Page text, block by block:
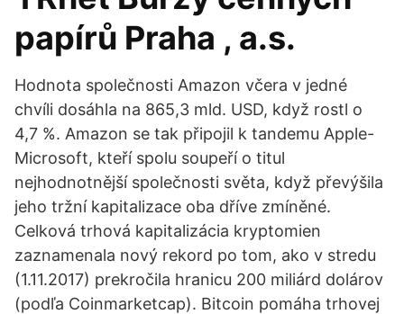
papírů Praha , a.s.
Hodnota společnosti Amazon včera v jedné
chvíli dosáhla na 865,3 mld. USD, když rostl o
4,7 %. Amazon se tak připojil k tandemu Apple-
Microsoft, kteří spolu soupeří o titul
nejhodnotnější společnosti světa, když převýšila
jeho tržní kapitalizace oba dříve zmíněné.
Celková trhová kapitalizácia kryptomien
zaznamenala nový rekord po tom, ako v stredu
(1.11.2017) prekročila hranicu 200 miliárd dolárov
(podľa Coinmarketcap). Bitcoin pomáha trhovej